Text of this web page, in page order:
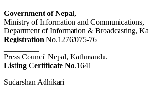
Government of Nepal,
Ministry of Information and Communications,
Department of Information & Broadcasting,
Registration No.1276/075-76
Press Council Nepal, Kathmandu.
Listing Certificate No.1641
Sudarshan Adhikari